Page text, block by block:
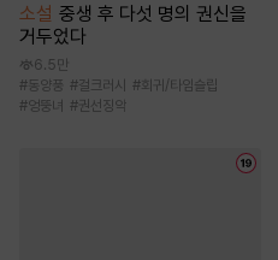
소설 중생 후 다섯 명의 권신을
거두었다
6.5만
#동양풍 #걸크러시 #회귀/타임슬립
#엉뚱녀 #권선징악